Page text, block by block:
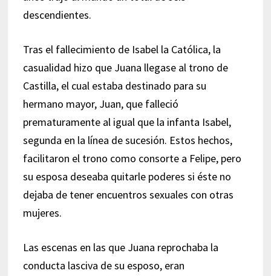
descendientes.
Tras el fallecimiento de Isabel la Católica, la
casualidad hizo que Juana llegase al trono de
Castilla, el cual estaba destinado para su
hermano mayor, Juan, que falleció
prematuramente al igual que la infanta Isabel,
segunda en la línea de sucesión. Estos hechos,
facilitaron el trono como consorte a Felipe, pero
su esposa deseaba quitarle poderes si éste no
dejaba de tener encuentros sexuales con otras
mujeres.
Las escenas en las que Juana reprochaba la
conducta lasciva de su esposo, eran